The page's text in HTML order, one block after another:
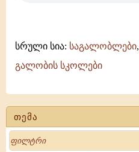
თემა
Search
სრული სია: საგალობლები,
გალობის სკოლები